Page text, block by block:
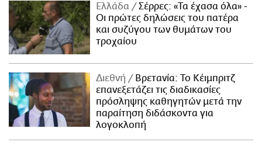
Ελλάδα
Σέρρες: «Τα έχασα όλα» -
Οι πρώτες δηλώσεις του πατέρα
και συζύγου των θυμάτων του
τροχαίου
Διεθνή
Βρετανία: Το Κέιμπριτζ
επανεξετάζει τις διαδικασίες
πρόσληψης καθηγητών μετά την
παραίτηση διδάσκοντα για
λογοκλοπή